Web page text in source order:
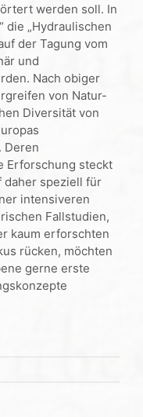
werden soll. In
die „Hydraulischen
der Tagung vom
und
Nach obiger
von Natur-
Diversität von
Deren
Erforschung steckt
daher speziell für
intensiveren
Fallstudien,
kaum erforschten
rücken, möchten
gerne erste